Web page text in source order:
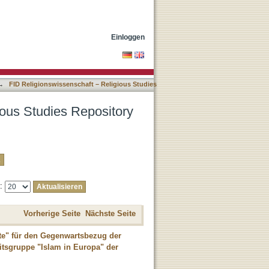
Einloggen
FID Religionswissenschaft – Religious Studies
Studies Repository
Vorherige Seite Nächste Seite
für den Gegenwartsbezug der
"Islam in Europa" der